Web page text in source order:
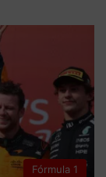
Fórmula 1